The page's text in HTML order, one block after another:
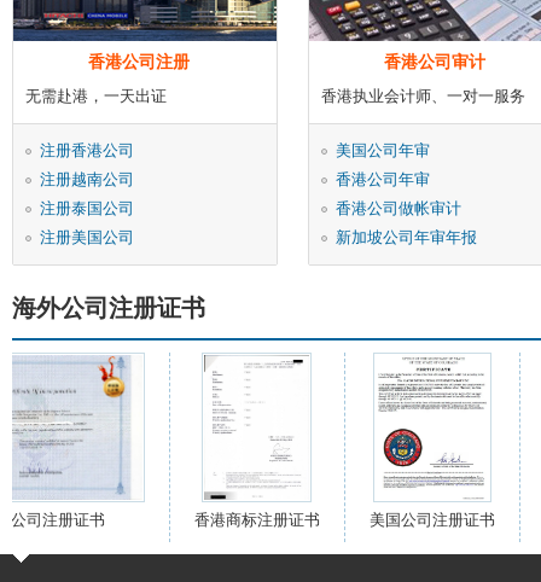
香港公司注册
无需赴港，一天出证
注册香港公司
注册越南公司
注册泰国公司
注册美国公司
香港公司审计
香港执业会计师、一对一服务
美国公司年审
香港公司年审
香港公司做帐审计
新加坡公司年审年报
海外公司注册证书
公司注册证书 香港商标注册证书 美国公司注册证书